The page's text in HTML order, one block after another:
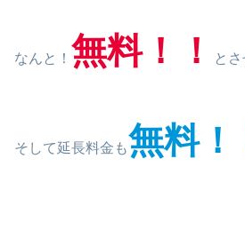
なんと！ 無料！！ と
そして延長料金も無料！